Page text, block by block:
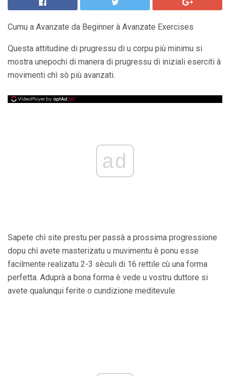
Cumu a Avanzate da Beginner à Avanzate Exercises
Questa attitudine di prugressu di u corpu più minimu si
mostra unepochi di manera di prugressu di iniziali eserciti à
movimenti chì sò più avanzati.
ad
Sapete chì site prestu per passà a prossima progressione
dopu chì avete masterizatu u muvimentu è ponu esse
facilmente realizatu 2-3 sèculi di 16 rettile cù una forma
perfetta. Aduprà a bona forma è vede u vostru duttore si
avete qualunqui ferite o cundizione meditevule.